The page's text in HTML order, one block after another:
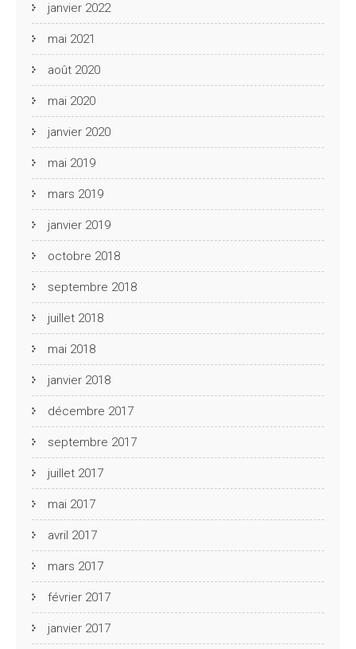
janvier 2022
mai 2021
août 2020
mai 2020
janvier 2020
mai 2019
mars 2019
janvier 2019
octobre 2018
septembre 2018
juillet 2018
mai 2018
janvier 2018
décembre 2017
septembre 2017
juillet 2017
mai 2017
avril 2017
mars 2017
février 2017
janvier 2017